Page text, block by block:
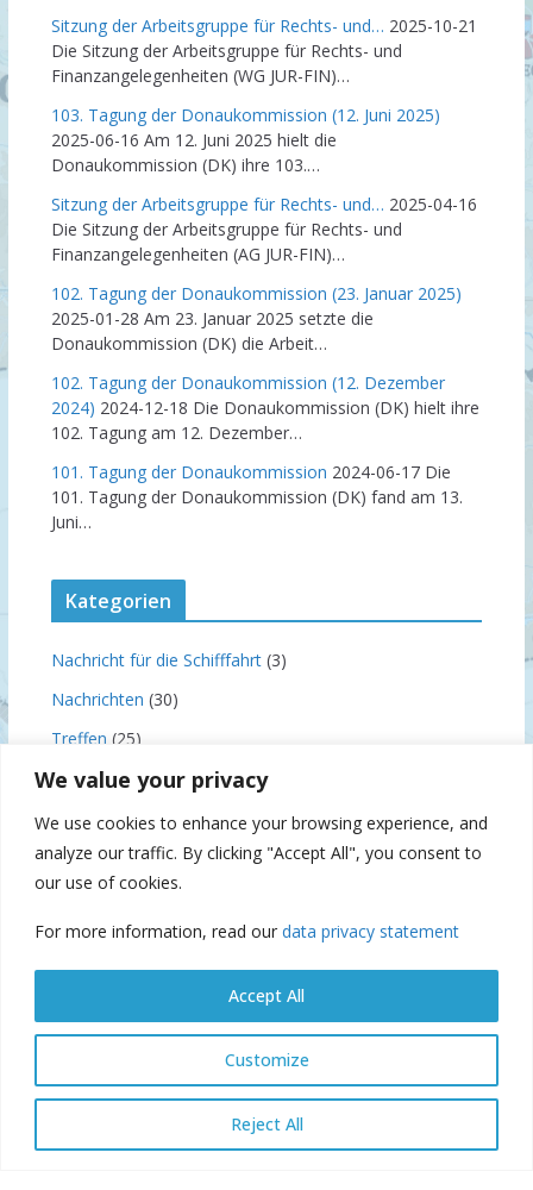
We value your privacy
We use cookies to enhance your browsing experience, and
analyze our traffic. By clicking "Accept All", you consent to
our use of cookies.
For more information, read our data privacy statement
Customize
Reject All
Accept All
Sitzung der Arbeitsgruppe für Rechts- und… 2025-10-21
Die Sitzung der Arbeitsgruppe für Rechts- und
Finanzangelegenheiten (WG JUR-FIN)…
103. Tagung der Donaukommission (12. Juni 2025)
2025-06-16 Am 12. Juni 2025 hielt die
Donaukommission (DK) ihre 103.…
Sitzung der Arbeitsgruppe für Rechts- und… 2025-04-16
Die Sitzung der Arbeitsgruppe für Rechts- und
Finanzangelegenheiten (AG JUR-FIN)…
102. Tagung der Donaukommission (23. Januar 2025)
2025-01-28 Am 23. Januar 2025 setzte die
Donaukommission (DK) die Arbeit…
102. Tagung der Donaukommission (12. Dezember
2024) 2024-12-18 Die Donaukommission (DK) hielt ihre
102. Tagung am 12. Dezember…
101. Tagung der Donaukommission 2024-06-17 Die
101. Tagung der Donaukommission (DK) fand am 13.
Juni…
Kategorien
Nachricht für die Schifffahrt(3)
Nachrichten (30)
Treffen (25)
Uncategorized(4)
Veranstaltungen(18)
Archiv
h
v
© Danube Commission 2026: All rights reserved.E-library E-
E-documents